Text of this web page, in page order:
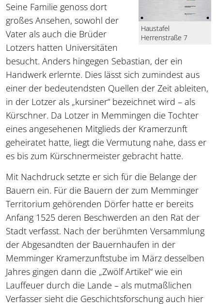
Haustafel
Herrenstraße 7
Seine Familie genoss dort
großes Ansehen, sowohl der
Vater als auch die Brüder
Lotzers hatten Universitäten
besucht. Anders hingegen Sebastian, der ein
Handwerk erlernte. Dies lässt sich zumindest aus
einer der bedeutendsten Quellen der Zeit ableiten,
in der Lotzer als „kursiner“ bezeichnet wird – als
Kürschner. Da Lotzer in Memmingen die Tochter
eines angesehenen Mitglieds der Kramerzunft
geheiratet hatte, liegt die Vermutung nahe, dass er
es bis zum Kürschnermeister gebracht hatte.
Mit Nachdruck setzte er sich für die Belange der
Bauern ein. Für die Bauern der zum Memminger
Territorium gehörenden Dörfer hatte er bereits
Anfang 1525 deren Beschwerden an den Rat der
Stadt verfasst. Nach der berühmten Versammlung
der Abgesandten der Bauernhaufen in der
Memminger Kramerzunftstube im März desselben
Jahres gingen dann die „Zwölf Artikel“ wie ein
Lauffeuer durch die Lande – als mutmaßlichen
Verfasser sieht die Geschichtsforschung auch hier